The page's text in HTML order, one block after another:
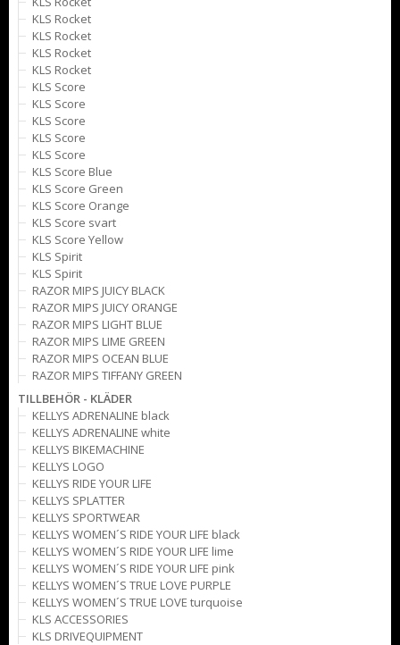
KLS Rocket
KLS Rocket
KLS Rocket
KLS Rocket
KLS Score
KLS Score
KLS Score
KLS Score
KLS Score
KLS Score Blue
KLS Score Green
KLS Score Orange
KLS Score svart
KLS Score Yellow
KLS Spirit
KLS Spirit
RAZOR MIPS JUICY BLACK
RAZOR MIPS JUICY ORANGE
RAZOR MIPS LIGHT BLUE
RAZOR MIPS LIME GREEN
RAZOR MIPS OCEAN BLUE
RAZOR MIPS TIFFANY GREEN
TILLBEHÖR - KLÄDER
KELLYS ADRENALINE black
KELLYS ADRENALINE white
KELLYS BIKEMACHINE
KELLYS LOGO
KELLYS RIDE YOUR LIFE
KELLYS SPLATTER
KELLYS SPORTWEAR
KELLYS WOMEN´S RIDE YOUR LIFE black
KELLYS WOMEN´S RIDE YOUR LIFE lime
KELLYS WOMEN´S RIDE YOUR LIFE pink
KELLYS WOMEN´S TRUE LOVE PURPLE
KELLYS WOMEN´S TRUE LOVE turquoise
KLS ACCESSORIES
KLS DRIVEQUIPMENT